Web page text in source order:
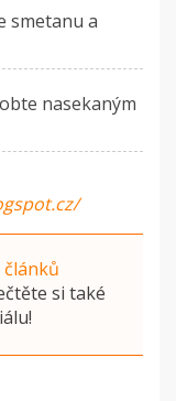
smetanu a
nasekaným
si také